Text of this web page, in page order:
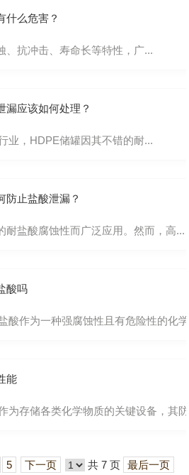
什么危害？
、抗冲击、寿命长等特性，广...
漏应该如何处理？
业，HDPE储罐因其不错的耐...
防止盐酸泄漏？
耐盐酸腐蚀性而广泛应用。然而，高...
酸吗
酸作为一种强腐蚀性且有危险性的化
能
为存储各类化学物质的关键设备，其
5 下一页 共 7 页 最后一页